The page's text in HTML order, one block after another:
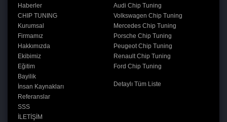
Haberler
CHIP TUNING
Kurumsal
Firmamız
Hakkımızda
Ekibimiz
Eğitim
Bayilik
İnsan Kaynakları
Referanslar
SSS
İLETİŞİM
Audi Chip Tuning
Volkswagen Chip Tuning
Mercedes Chip Tuning
Porsche Chip Tuning
Peugeot Chip Tuning
Renault Chip Tuning
Ford Chip Tuning
Detaylı Tüm Liste